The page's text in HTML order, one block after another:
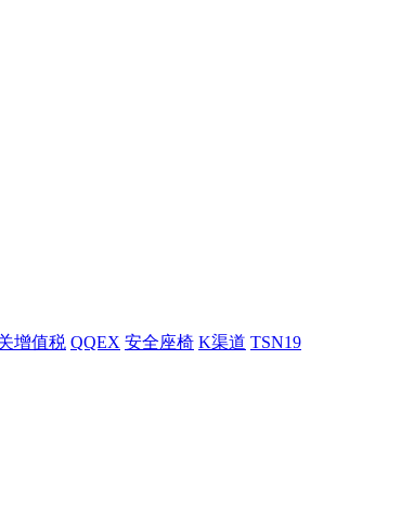
增值税 QQEX 安全座椅 K渠道 TSN19